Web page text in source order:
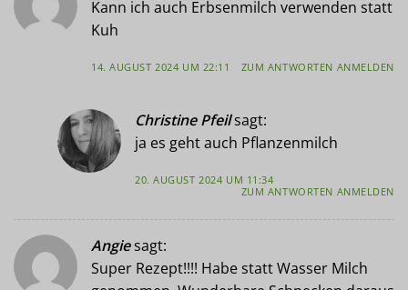
Kann ich auch Erbsenmilch verwenden statt
Kuh
14. AUGUST 2024 UM 22:11 ZUM ANTWORTEN ANMELDEN
Christine Pfeilsagt:
ja es geht auch Pflanzenmilch
20. AUGUST 2024 UM 11:34
ZUM ANTWORTEN ANMELDEN
Angiesagt:
Super Rezept!!!! Habe statt Wasser Milch